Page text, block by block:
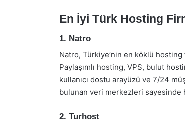
En İyi Türk Hosting
1. Natro
Natro, Türkiye’nin en köklü
Paylaşımlı hosting, VPS, bulut
kullanıcı dostu arayüzü ve 7/24
bulunan veri merkezleri sayesinde
2. Turhost